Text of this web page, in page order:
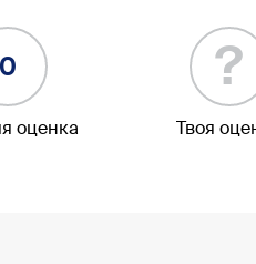
0
оценка
?
Твоя